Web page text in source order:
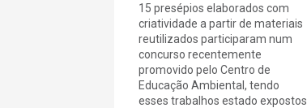
15 presépios elaborados com
criatividade a partir de materiais
reutilizados participaram num
concurso recentemente
promovido pelo Centro de
Educação Ambiental, tendo
esses trabalhos estado expostos